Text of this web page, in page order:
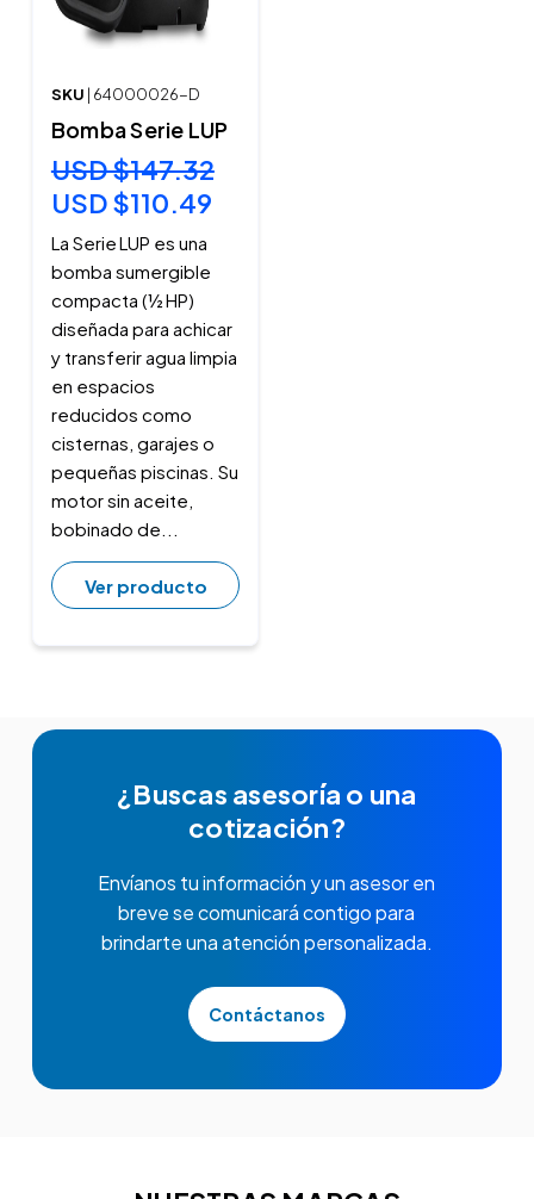
SKU | 64000026-D
Bomba Serie LUP
USD $147.32
USD $110.49
La Serie LUP es una
bomba sumergible
compacta (½ HP)
diseñada para achicar
y transferir agua limpia
en espacios
reducidos como
cisternas, garajes o
pequeñas piscinas. Su
motor sin aceite,
bobinado de...
Ver producto
¿Buscas asesoría o una
cotización?
Envíanos tu información y un asesor en
breve se comunicará contigo para
brindarte una atención personalizada.
Contáctanos